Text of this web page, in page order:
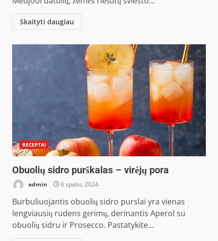
Skaityti daugiau
RECEPTAI
Obuolių sidro purškalas – virėjų pora
admin 6 spalio, 2024
Burbuliuojantis obuolių sidro purslai yra vienas
lengviausių rudens gėrimų, derinantis Aperol su
obuolių sidru ir Prosecco. Pastatykite...